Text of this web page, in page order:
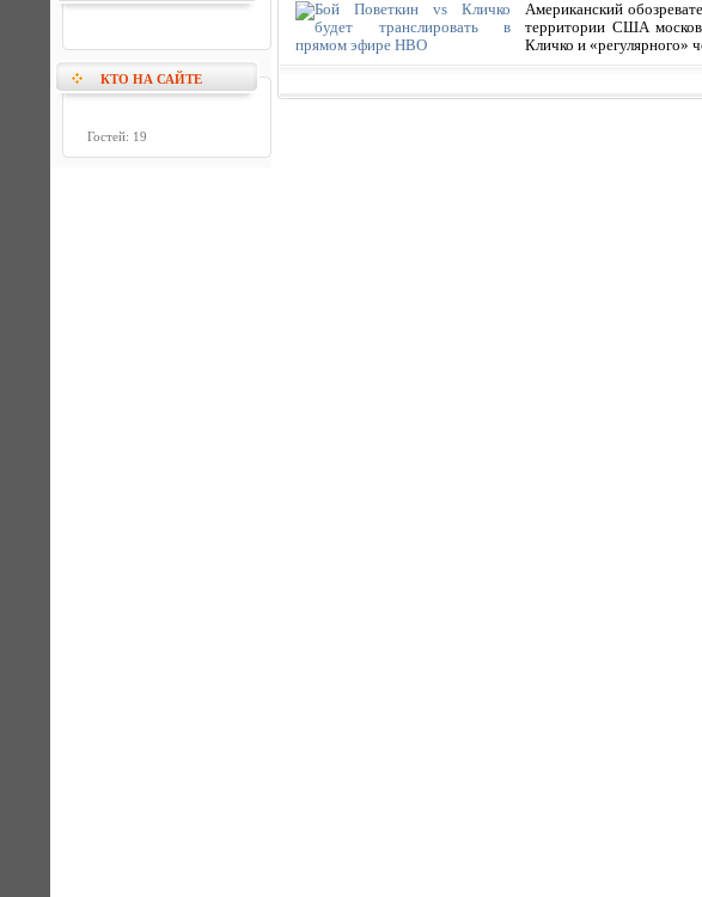
КТО НА САЙТЕ
Гостей: 19
Американский
территории США
Кличко и «регулярного»